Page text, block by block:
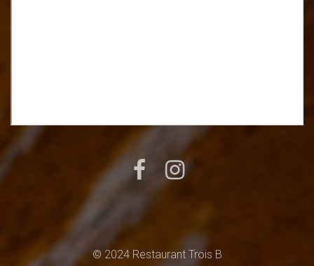
© 2024 Restaurant Trois B